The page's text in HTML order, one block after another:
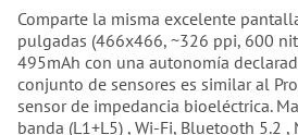
Comparte la misma excelente
pulgadas (466x466, ~326 ppi, 600
495mAh con una autonomía
conjunto de sensores es similar al
sensor de impedancia bioeléctrica.
banda (L1+L5) , Wi-Fi, Bluetooth 5.2 ,